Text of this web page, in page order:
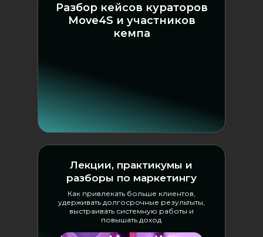
Разбор кейсов кураторов
Move4S и участников
кемпа
Как привлекать больше клиентов,
удерживать долгосрочные результыты,
выстраивать системную работы и
повышать доход
Лекции, практикумы и
разборы по маркетингу